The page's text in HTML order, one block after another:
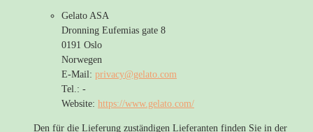
Gelato ASA
Dronning Eufemias gate 8
0191 Oslo
Norwegen
E-Mail: privacy@gelato.com
Tel.: -
Website: https://www.gelato.com/
Den für die Lieferung zuständigen Lieferanten finden Sie in der